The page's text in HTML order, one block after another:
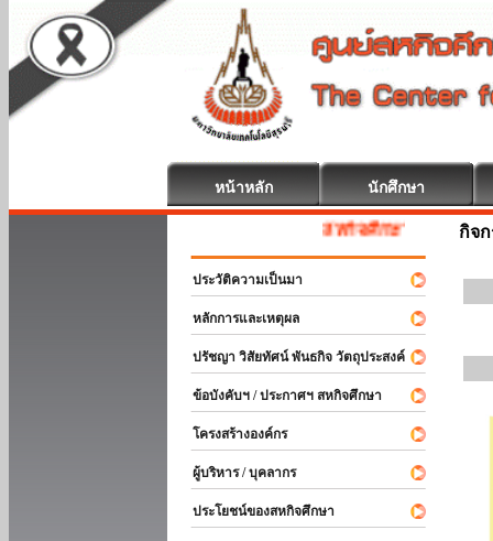
หน้าหลัก นักศึกษา
สหกิจศึกษา ยินดีต้อนรับ
ประวัติความเป็นมา
หลักการและเหตุผล
ปรัชญา วิสัยทัศน์ พันธกิจ วัตถุประสงค์
ข้อบังคับฯ / ประกาศฯ สหกิจศึกษา
โครงสร้างองค์กร
ผู้บริหาร / บุคลากร
ประโยชน์ของสหกิจศึกษา
กิจ